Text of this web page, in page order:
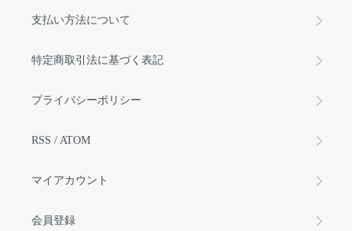
支払い方法について
特定商取引法に基づく表記
プライバシーポリシー
RSS / ATOM
マイアカウント
会員登録